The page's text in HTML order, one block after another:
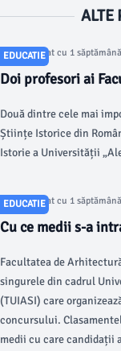
ALTE
EDUCATIE
Articol postat cu 1
Doi profesori ai
Două dintre cele mai
Științe Istorice din
Istorie a Universității
EDUCATIE
Articol postat cu 1
Cu ce medii s-a
Facultatea de
singurele din cadrul
(TUIASI) care
concursului.
medii cu care candidații